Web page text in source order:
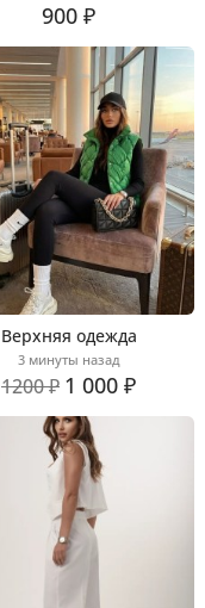
900 ₽
Верхняя одежда
3 минуты назад
1200 ₽ 1 000 ₽